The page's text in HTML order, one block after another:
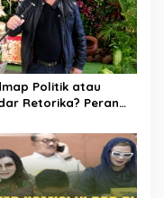
Politik atau
Retorika? Peran